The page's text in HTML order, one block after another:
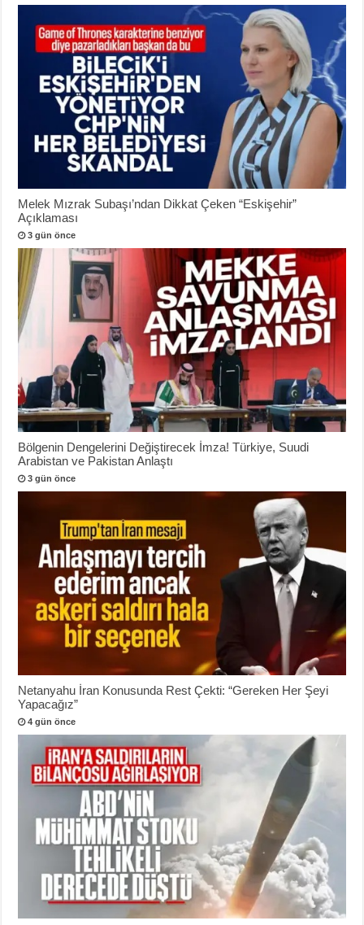
Melek Mızrak Subaşı’ndan Dikkat Çeken “Eskişehir”
Açıklaması
3 gün önce
Bölgenin Dengelerini Değiştirecek İmza! Türkiye, Suudi
Arabistan ve Pakistan Anlaştı
3 gün önce
Netanyahu İran Konusunda Rest Çekti: “Gereken Her Şeyi
Yapacağız”
4 gün önce